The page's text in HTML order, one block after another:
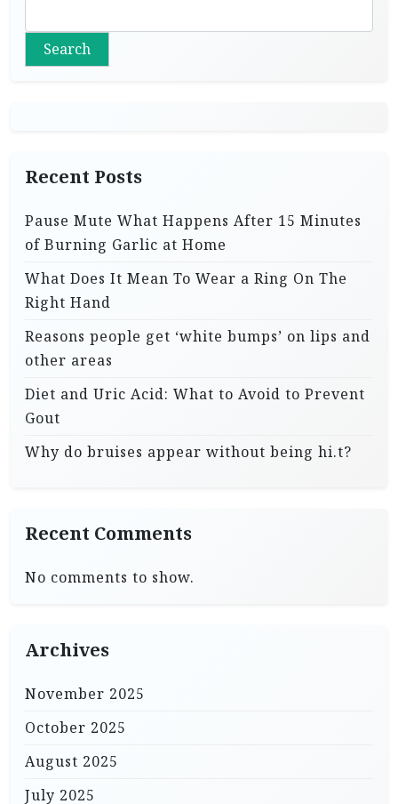
Search
Recent Posts
Pause Mute What Happens After 15 Minutes
of Burning Garlic at Home
What Does It Mean To Wear a Ring On The
Right Hand
Reasons people get ‘white bumps’ on lips and
other areas
Diet and Uric Acid: What to Avoid to Prevent
Gout
Why do bruises appear without being hi.t?
Recent Comments
No comments to show.
Archives
November 2025
October 2025
August 2025
July 2025